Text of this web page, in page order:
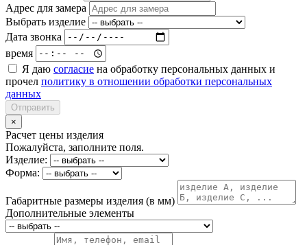
Адрес для замера
Выбрать изделие
Дата звонка
время
Я даю согласие на обработку персональных данных и
прочел политику в отношении обработки персональных
данных
Отправить
×
Расчет цены изделия
Пожалуйста, заполните поля.
Изделие:
Форма:
Габаритные размеры изделия (в мм)
Дополнительные элементы